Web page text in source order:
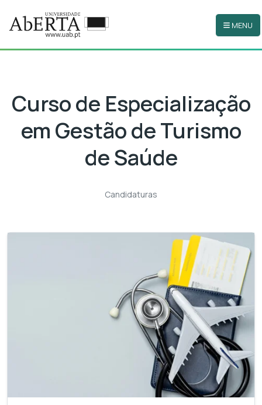
Ir para o conteúdo principal MENU
Curso de Especialização
em Gestão de Turismo
de Saúde
Candidaturas